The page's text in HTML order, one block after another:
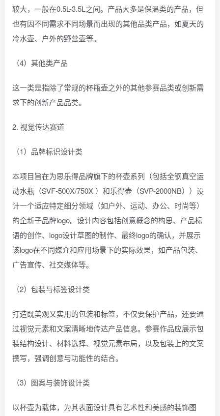
较大，一般在0.5L-3.5L之间。产品大多是保温类的产品，但
也有因不同需求不同场景而出现的其他品类产品，如夏天的
冷水壶、户外的野营壶等。
（4）其他类产品
这一类是指除了常规的杯瓶壶之外的其他参赛品类或创新需
求下的创新产品品类。
2. 视觉传达赛道
（1）品牌标识设计类
本项目旨在为思乐得品牌旗下的杯壶系列（包括全钢真空运
动水瓶（SVF-500X/750X ）和乐得壶（SVP-2000NB））设
计一个适应特定细分领域（如户外、运动、办公、时尚等）
的全新子品牌logo。设计内容包括创意概念的构思、产品标
语的创作、logo设计草图的制作、最终logo的确认，并展示
该logo在不同媒介和应用场景下的实际效果，如产品包装、
广告宣传、社交媒体等。
（2）包装与标签设计类
打造既美观又实用的包装和标签，不仅要保护产品，还要通
过视觉元素和文案清晰地传达产品信息。参赛作品应展示包
装结构设计、材料选择、视觉元素布局，以及包装上的文案
撰写，强调创意与功能性的结合。
（3）图案与装饰设计类
以杯壶为载体，为其表面设计具有艺术性和美感的装饰图